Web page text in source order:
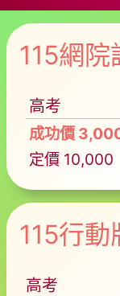
115網院
高考
成功價
定價 10,000
115行動
高考